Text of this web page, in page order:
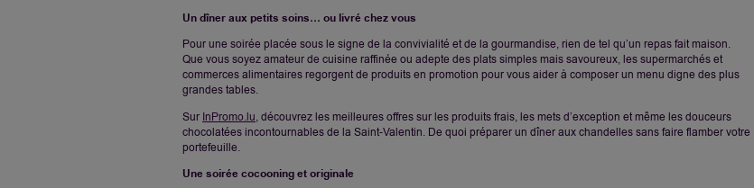
Un dîner aux petits soins… ou livré chez vous
Pour une soirée placée sous le signe de la convivialité et de la gourmandise, rien de tel qu’un repas fait maison.
Que vous soyez amateur de cuisine raffinée ou adepte des plats simples mais savoureux, les supermarchés et
commerces alimentaires regorgent de produits en promotion pour vous aider à composer un menu digne des plus
grandes tables.
Sur InPromo.lu, découvrez les meilleures offres sur les produits frais, les mets d’exception et même les douceurs
chocolatées incontournables de la Saint-Valentin. De quoi préparer un dîner aux chandelles sans faire flamber votre
portefeuille.
Une soirée cocooning et originale